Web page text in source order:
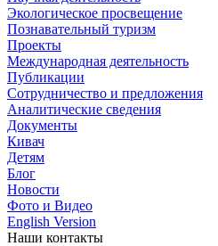
Экологическое просвещение
Познавательный туризм
Проекты
Международная деятельность
Публикации
Сотрудничество и предложения
Аналитические сведения
Документы
Кивач
Детям
Блог
Новости
Фото и Видео
English Version
Наши контакты